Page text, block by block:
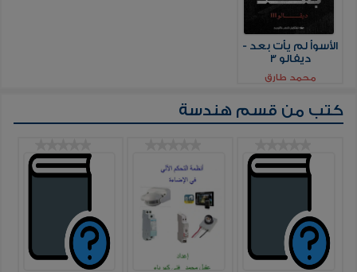
الأسوأ لم يأت بعد -
ديفالو 3
محمد طارق
كتب من قسم هندسة